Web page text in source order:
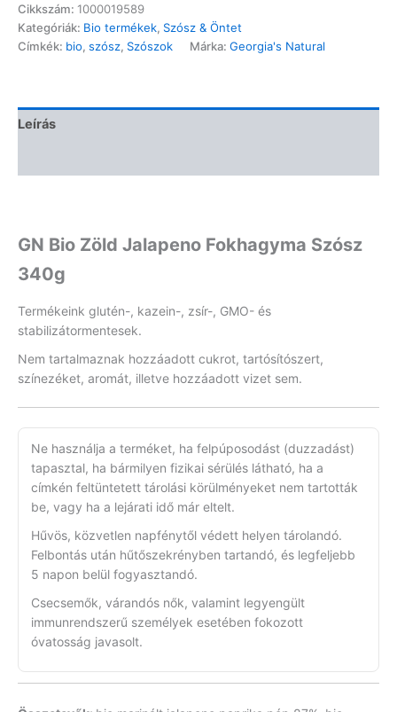
Cikkszám: 1000019589
Kategóriák: Bio termékek, Szósz & Öntet
Címkék: bio, szósz, Szószok Márka: Georgia's Natural
Leírás
GN Bio Zöld Jalapeno Fokhagyma Szósz
340g
Termékeink glutén-, kazein-, zsír-, GMO- és
stabilizátormentesek.
Nem tartalmaznak hozzáadott cukrot, tartósítószert,
színezéket, aromát, illetve hozzáadott vizet sem.
Ne használja a terméket, ha felpúposodást (duzzadást)
tapasztal, ha bármilyen fizikai sérülés látható, ha a
címkén feltüntetett tárolási körülményeket nem tartották
be, vagy ha a lejárati idő már eltelt.
Hűvös, közvetlen napfénytől védett helyen tárolandó.
Felbontás után hűtőszekrényben tartandó, és legfeljebb
5 napon belül fogyasztandó.
Csecsemők, várandós nők, valamint legyengült
immunrendszerű személyek esetében fokozott
óvatosság javasolt.